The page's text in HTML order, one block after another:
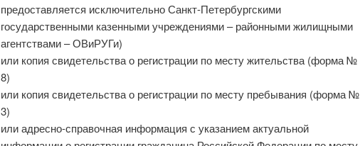
предоставляется исключительно Санкт-Петербургскими
государственными казенными учреждениями – районными жилищными
агентствами – ОВиРУГи)
или копия свидетельства о регистрации по месту жительства (форма №
8)
или копия свидетельства о регистрации по месту пребывания (форма №
3)
или адресно-справочная информация с указанием актуальной